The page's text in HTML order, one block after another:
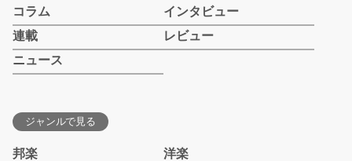
コラム
インタビュー
連載
レビュー
ニュース
ジャンルで見る
邦楽
洋楽